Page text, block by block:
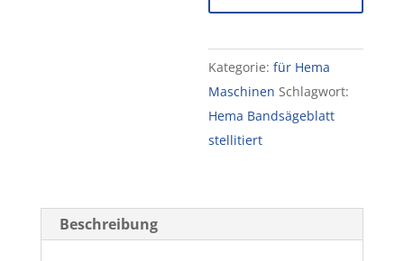
6550
x
60
x
1,0mm
Deutscher
Edelstahl
Kategorie:für Hema
Maschinen Schlagwort:
Hema Bandsägeblatt
stellitiert
Beschreibung